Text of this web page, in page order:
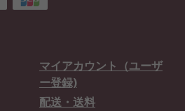
マイアカウント（ユーザ
ー登録)
配送・送料